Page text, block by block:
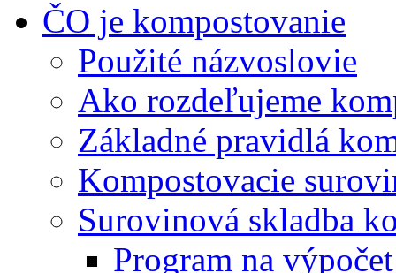
ČO je kompostovanie
Použité názvoslovie
Ako rozdeľujeme
Základné pravidlá
Kompostovacie
Surovinová skladba
Program na